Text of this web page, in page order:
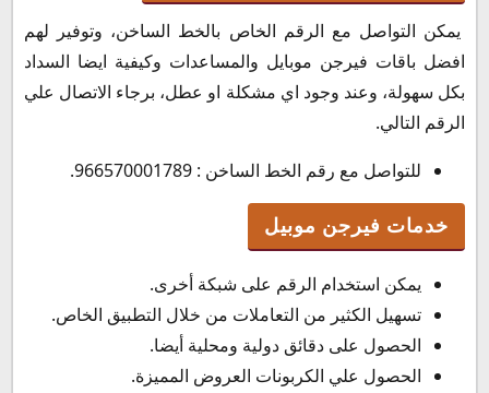
يمكن التواصل مع الرقم الخاص بالخط الساخن، وتوفير لهم
افضل باقات فيرجن موبايل والمساعدات وكيفية ايضا السداد
بكل سهولة، وعند وجود اي مشكلة او عطل، برجاء الاتصال علي
الرقم التالي.
للتواصل مع رقم الخط الساخن : 966570001789.
خدمات فيرجن موبيل
يمكن استخدام الرقم على شبكة أخرى.
تسهيل الكثير من التعاملات من خلال التطبيق الخاص.
الحصول على دقائق دولية ومحلية أيضا.
الحصول علي الكربونات العروض المميزة.